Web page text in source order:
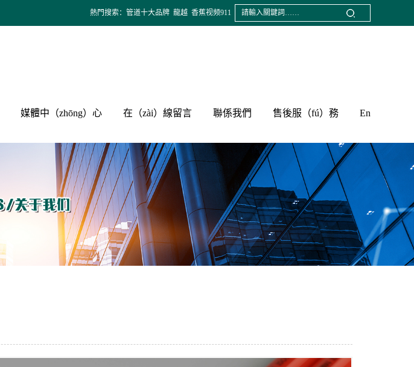
熱門搜索： 管道十大品牌 龍越 香蕉视频911
媒體中（zhōng）心
行業新聞
視頻影像
在（zài）線留言 聯係我們 售後服（fú）務
下載中心
En